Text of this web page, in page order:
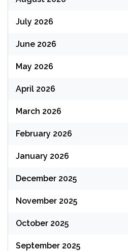
July 2026
June 2026
May 2026
April 2026
March 2026
February 2026
January 2026
December 2025
November 2025
October 2025
September 2025